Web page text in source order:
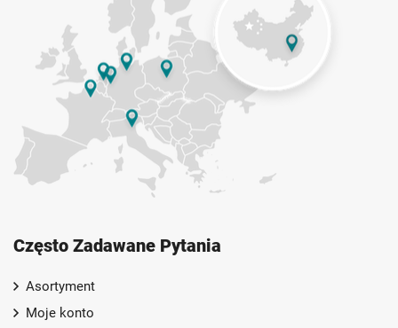
Często Zadawane Pytania
Asortyment
Moje konto